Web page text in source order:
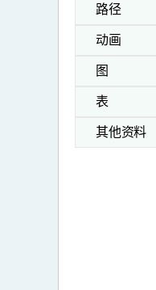
路径
动画
图
表
其他资料